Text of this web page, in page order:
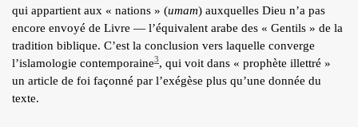
qui appartient aux « nations » (umam) auxquelles Dieu n’a pas
encore envoyé de Livre — l’équivalent arabe des « Gentils » de la
tradition biblique. C’est la conclusion vers laquelle converge
l’islamologie contemporaine3, qui voit dans « prophète illettré »
un article de foi façonné par l’exégèse plus qu’une donnée du
texte.